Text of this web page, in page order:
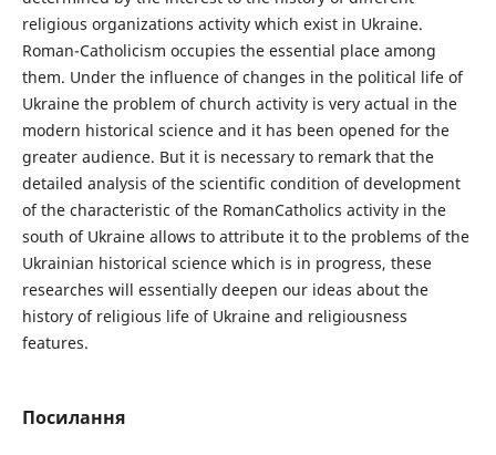
religious organizations activity which exist in Ukraine.
Roman-Catholicism occupies the essential place among
them. Under the influence of changes in the political life of
Ukraine the problem of church activity is very actual in the
modern historical science and it has been opened for the
greater audience. But it is necessary to remark that the
detailed analysis of the scientific condition of development
of the characteristic of the RomanCatholics activity in the
south of Ukraine allows to attribute it to the problems of the
Ukrainian historical science which is in progress, these
researches will essentially deepen our ideas about the
history of religious life of Ukraine and religiousness
features.
Посилання